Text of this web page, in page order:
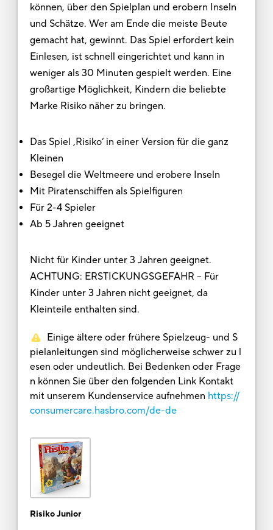
können, über den Spielplan und erobern Inseln
und Schätze. Wer am Ende die meiste Beute
gemacht hat, gewinnt. Das Spiel erfordert kein
Einlesen, ist schnell eingerichtet und kann in
weniger als 30 Minuten gespielt werden. Eine
großartige Möglichkeit, Kindern die beliebte
Marke Risiko näher zu bringen.
Das Spiel ‚Risiko‘ in einer Version für die ganz
Kleinen
Besegel die Weltmeere und erobere Inseln
Mit Piratenschiffen als Spielfiguren
Für 2-4 Spieler
Ab 5 Jahren geeignet
Nicht für Kinder unter 3 Jahren geeignet.
ACHTUNG: ERSTICKUNGSGEFAHR – Für
Kinder unter 3 Jahren nicht geeignet, da
Kleinteile enthalten sind.
Einige ältere oder frühere Spielzeug- und S
pielanleitungen sind möglicherweise schwer zu l
esen oder undeutlich. Bei Bedenken oder Frage
n können Sie über den folgenden Link Kontakt
mit unserem Kundenservice aufnehmen https://
consumercare.hasbro.com/de-de
Risiko Junior